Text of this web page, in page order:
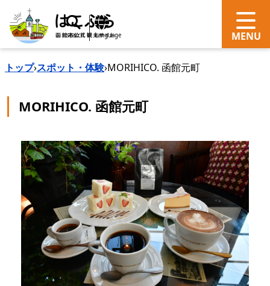
search Language
トップ›スポット・体験›MORIHICO. 函館元町
MORIHICO. 函館元町